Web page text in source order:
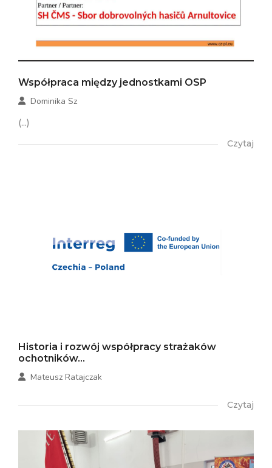
Współpraca między jednostkami OSP
Dominika Sz
(...)
Czytaj
Historia i rozwój współpracy strażaków
ochotników...
Mateusz Ratajczak
Czytaj